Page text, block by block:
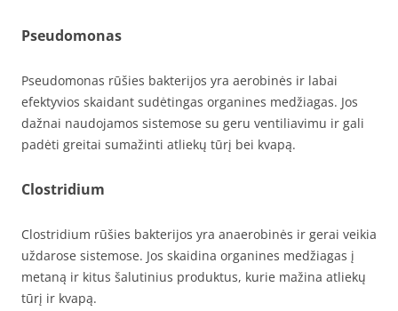
Pseudomonas
Pseudomonas rūšies bakterijos yra aerobinės ir labai
efektyvios skaidant sudėtingas organines medžiagas. Jos
dažnai naudojamos sistemose su geru ventiliavimu ir gali
padėti greitai sumažinti atliekų tūrį bei kvapą.
Clostridium
Clostridium rūšies bakterijos yra anaerobinės ir gerai veikia
uždarose sistemose. Jos skaidina organines medžiagas į
metaną ir kitus šalutinius produktus, kurie mažina atliekų
tūrį ir kvapą.